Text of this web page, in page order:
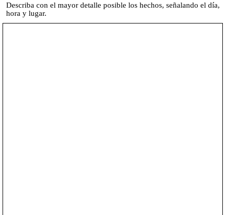
Describa con el mayor detalle posible los hechos, señalando el día,
hora y lugar.